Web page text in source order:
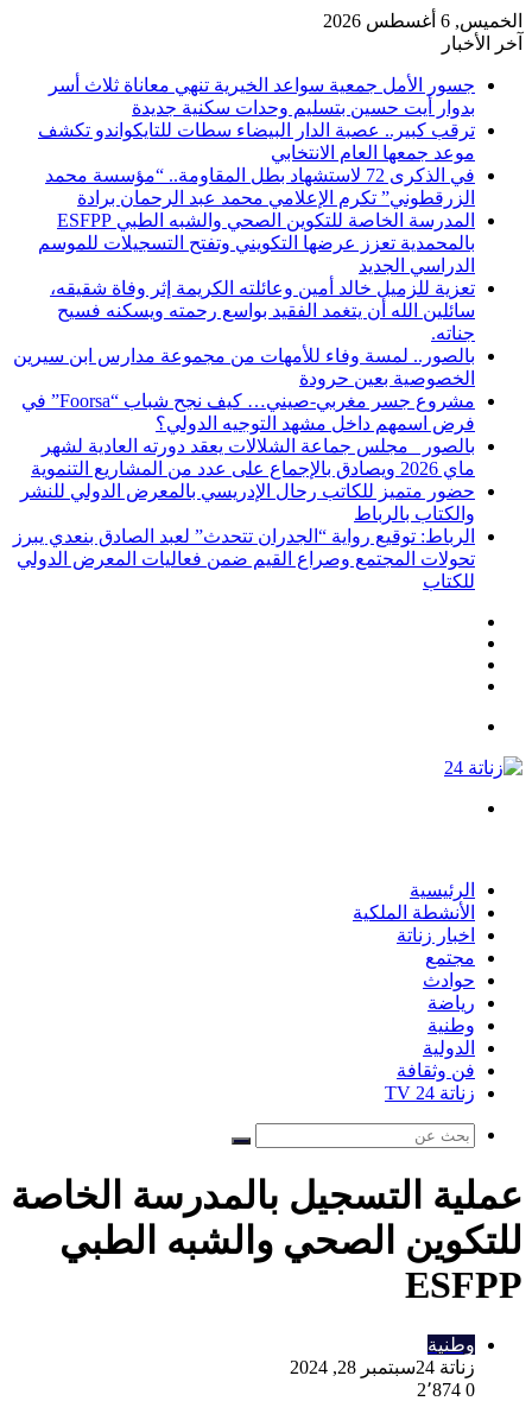
الخميس, 6 أغسطس 2026
آخر الأخبار
​جسور الأمل جمعية سواعد الخيرية تنهي معاناة ثلاث أسر
بدوار أيت حسين بتسليم وحدات سكنية جديدة
ترقب كبير.. عصبة الدار البيضاء سطات للتايكواندو تكشف
موعد جمعها العام الانتخابي
في الذكرى 72 لاستشهاد بطل المقاومة.. “مؤسسة محمد
الزرقطوني” تكرم الإعلامي محمد عبد الرحمان برادة
المدرسة الخاصة للتكوين الصحي والشبه الطبي ESFPP
بالمحمدية تعزز عرضها التكويني وتفتح التسجيلات للموسم
الدراسي الجديد
تعزية للزميل خالد أمين وعائلته الكريمة إثر وفاة شقيقه،
سائلين الله أن يتغمد الفقيد بواسع رحمته ويسكنه فسيح
جناته.
بالصور.. لمسة وفاء للأمهات من مجموعة مدارس ابن سيرين
الخصوصية بعين حرودة
مشروع جسر مغربي-صيني… كيف نجح شباب “Foorsa” في
فرض اسمهم داخل مشهد التوجيه الدولي؟
بالصور _مجلس جماعة الشلالات يعقد دورته العادية لشهر
ماي 2026 ويصادق بالإجماع على عدد من المشاريع التنموية
حضور متميز للكاتب رحال الإدريسي بالمعرض الدولي للنشر
والكتاب بالرباط
الرباط: توقيع رواية “الجدران تتحدث” لعبد الصادق بنعدي يبرز
تحولات المجتمع وصراع القيم ضمن فعاليات المعرض الدولي
للكتاب
الرئيسية
الأنشطة الملكية
اخبار زناتة
مجتمع
حوادث
رياضة
وطنية
الدولية
فن وثقافة
زناتة 24 TV
بحث
عملية التسجيل بالمدرسة الخاصة
للتكوين الصحي والشبه الطبي
ESFPP
وطنية
زناتة 24
سبتمبر 28, 2024
0